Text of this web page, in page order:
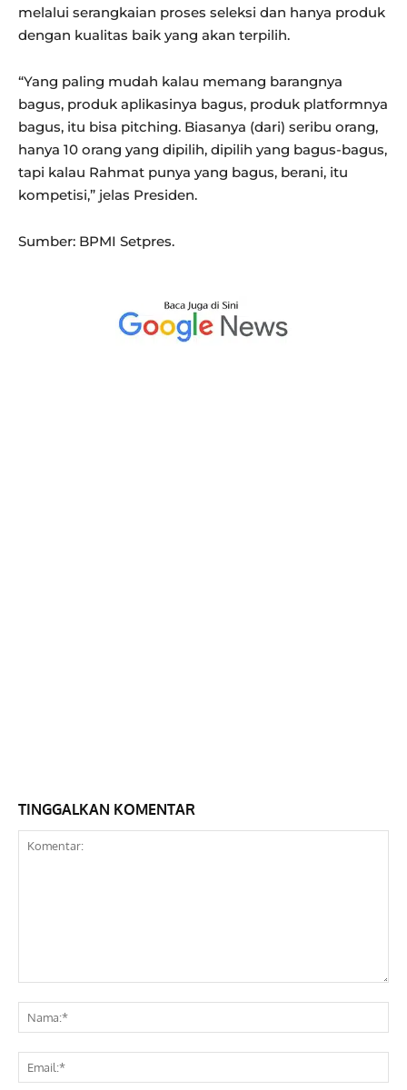
melalui serangkaian proses seleksi dan hanya produk
dengan kualitas baik yang akan terpilih.
“Yang paling mudah kalau memang barangnya
bagus, produk aplikasinya bagus, produk platformnya
bagus, itu bisa pitching. Biasanya (dari) seribu orang,
hanya 10 orang yang dipilih, dipilih yang bagus-bagus,
tapi kalau Rahmat punya yang bagus, berani, itu
kompetisi,” jelas Presiden.
Sumber: BPMI Setpres.
TINGGALKAN KOMENTAR